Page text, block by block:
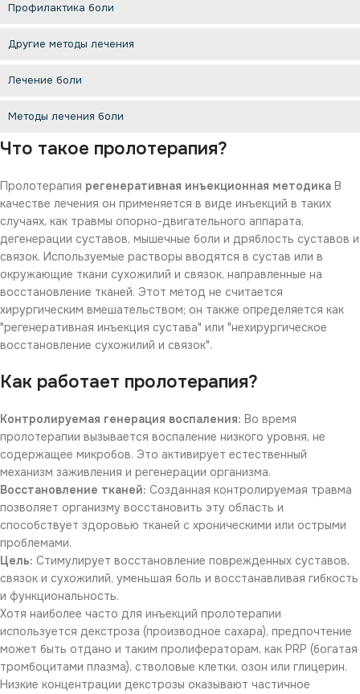
Профилактика боли
Другие методы лечения
Лечение боли
Методы лечения боли
Что такое пролотерапия?
Пролотерапия регенеративная инъекционная методика В
качестве лечения он применяется в виде инъекций в таких
случаях, как травмы опорно-двигательного аппарата,
дегенерации суставов, мышечные боли и дряблость суставов и
связок. Используемые растворы вводятся в сустав или в
окружающие ткани сухожилий и связок, направленные на
восстановление тканей. Этот метод не считается
хирургическим вмешательством; он также определяется как
"регенеративная инъекция сустава" или "нехирургическое
восстановление сухожилий и связок".
Как работает пролотерапия?
Контролируемая генерация воспаления: Во время
пролотерапии вызывается воспаление низкого уровня, не
содержащее микробов. Это активирует естественный
механизм заживления и регенерации организма.
Восстановление тканей: Созданная контролируемая травма
позволяет организму восстановить эту область и
способствует здоровью тканей с хроническими или острыми
проблемами.
Цель: Стимулирует восстановление поврежденных суставов,
связок и сухожилий, уменьшая боль и восстанавливая гибкость
и функциональность.
Хотя наиболее часто для инъекций пролотерапии
используется декстроза (производное сахара), предпочтение
может быть отдано и таким пролифераторам, как PRP (богатая
тромбоцитами плазма), стволовые клетки, озон или глицерин.
Низкие концентрации декстрозы оказывают частичное